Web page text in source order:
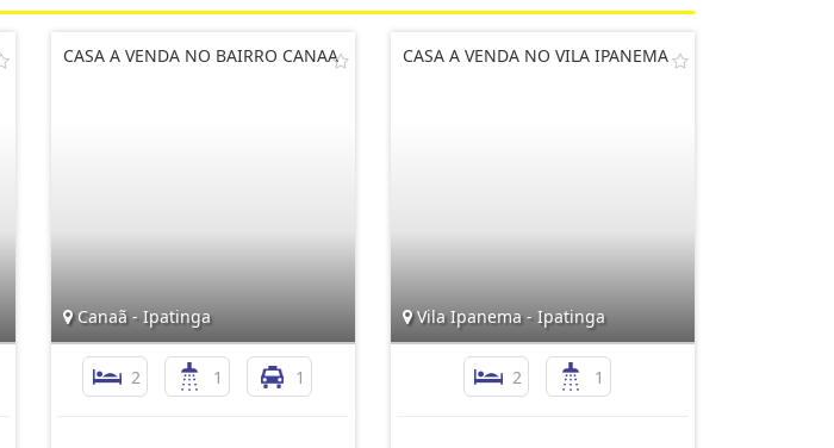
CASA A VENDA NO BAIRRO CANAA
Canaã - Ipatinga
2 1 1
CASA A VENDA NO VILA IPANEMA
Vila Ipanema - Ipatinga
2 1